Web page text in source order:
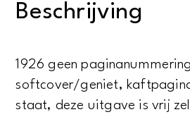
-
Tweede
Beschrijving
1926 geen
softcover/geniet,
staat, deze uitgave is vrij